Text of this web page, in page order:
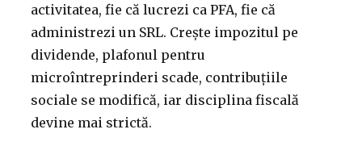
activitatea, fie că lucrezi ca PFA, fie că
administrezi un SRL. Crește impozitul pe
dividende, plafonul pentru
microîntreprinderi scade, contribuțiile
sociale se modifică, iar disciplina fiscală
devine mai strictă.